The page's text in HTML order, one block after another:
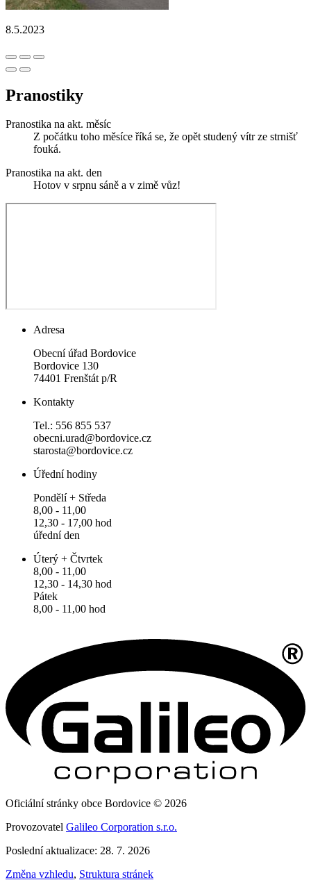
8.5.2023
Pranostiky
Pranostika na akt. měsíc
Z počátku toho měsíce říká se, že opět studený vítr ze strnišť
fouká.
Pranostika na akt. den
Hotov v srpnu sáně a v zimě vůz!
Adresa
Obecní úřad Bordovice
Bordovice 130
74401 Frenštát p/R
Kontakty
Tel.: 556 855 537
obecni.urad@bordovice.cz
starosta@bordovice.cz
Úřední hodiny
Pondělí + Středa
8,00 - 11,00
12,30 - 17,00 hod
úřední den
Úterý + Čtvrtek
8,00 - 11,00
12,30 - 14,30 hod
Pátek
8,00 - 11,00 hod
Oficiální stránky obce Bordovice © 2026
Provozovatel Galileo Corporation s.r.o.
Poslední aktualizace: 28. 7. 2026
Změna vzhledu, Struktura stránek